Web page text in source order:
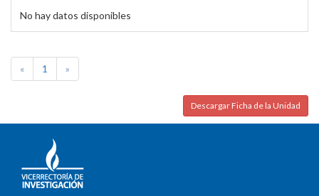
No hay datos disponibles
« 1 »
Descargar Ficha de la Unidad